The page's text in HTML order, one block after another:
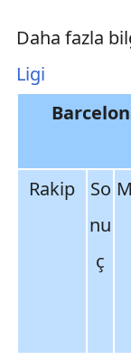
Daha fazla
Ligi
Rakip
So
nu
ç